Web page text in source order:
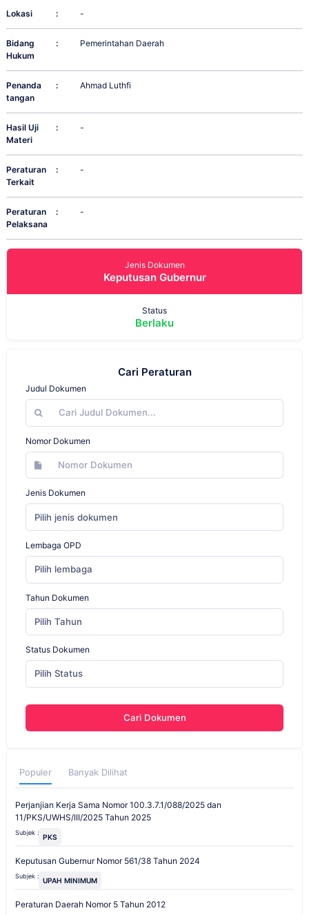
Lokasi : -
Bidang
Hukum
: Pemerintahan Daerah
Penanda
tangan
: Ahmad Luthfi
Hasil Uji
Materi
: -
Peraturan
Terkait
: -
Peraturan
Pelaksana
: -
Jenis Dokumen
Keputusan Gubernur
Status
Berlaku
Cari Peraturan
Judul Dokumen
Nomor Dokumen
Jenis Dokumen
Pilih jenis dokumen
Lembaga OPD
Pilih lembaga
Tahun Dokumen
Pilih Tahun
Status Dokumen
Pilih Status
Cari Dokumen
Populer Banyak Dilihat
Perjanjian Kerja Sama Nomor 100.3.7.1/088/2025 dan
11/PKS/UWHS/III/2025 Tahun 2025
Subjek : PKS
Keputusan Gubernur Nomor 561/38 Tahun 2024
Subjek : UPAH MINIMUM
Peraturan Daerah Nomor 5 Tahun 2012